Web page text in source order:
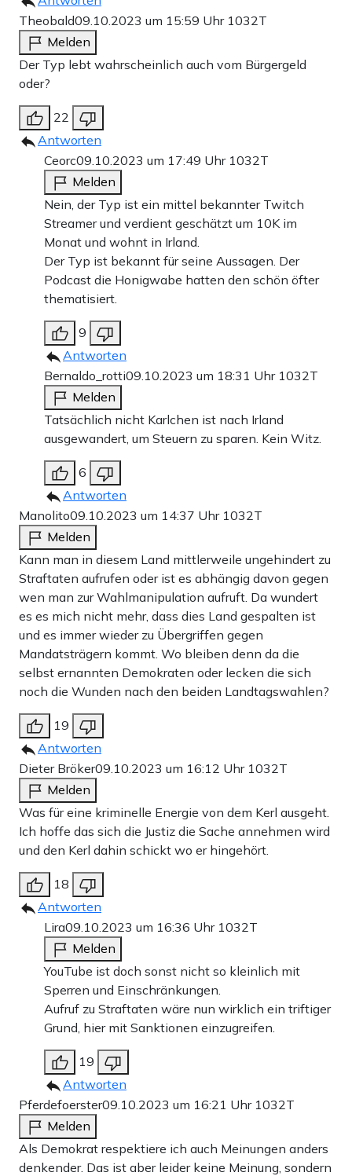
Theobald09.10.2023 um 15:59 Uhr 1032T
Melden
Der Typ lebt wahrscheinlich auch vom Bürgergeld
oder?
22
Antworten
Ceorc09.10.2023 um 17:49 Uhr 1032T
Melden
Nein, der Typ ist ein mittel bekannter Twitch
Streamer und verdient geschätzt um 10K im
Monat und wohnt in Irland.
Der Typ ist bekannt für seine Aussagen. Der
Podcast die Honigwabe hatten den schön öfter
thematisiert.
9
Antworten
Bernaldo_rotti09.10.2023 um 18:31 Uhr 1032T
Melden
Tatsächlich nicht Karlchen ist nach Irland
ausgewandert, um Steuern zu sparen. Kein Witz.
6
Antworten
Manolito09.10.2023 um 14:37 Uhr 1032T
Melden
Kann man in diesem Land mittlerweile ungehindert zu
Straftaten aufrufen oder ist es abhängig davon gegen
wen man zur Wahlmanipulation aufruft. Da wundert
es es mich nicht mehr, dass dies Land gespalten ist
und es immer wieder zu Übergriffen gegen
Mandatsträgern kommt. Wo bleiben denn da die
selbst ernannten Demokraten oder lecken die sich
noch die Wunden nach den beiden Landtagswahlen?
19
Antworten
Dieter Bröker09.10.2023 um 16:12 Uhr 1032T
Melden
Was für eine kriminelle Energie von dem Kerl ausgeht.
Ich hoffe das sich die Justiz die Sache annehmen wird
und den Kerl dahin schickt wo er hingehört.
18
Antworten
Lira09.10.2023 um 16:36 Uhr 1032T
Melden
YouTube ist doch sonst nicht so kleinlich mit
Sperren und Einschränkungen.
Aufruf zu Straftaten wäre nun wirklich ein triftiger
Grund, hier mit Sanktionen einzugreifen.
19
Antworten
Pferdefoerster09.10.2023 um 16:21 Uhr 1032T
Melden
Als Demokrat respektiere ich auch Meinungen anders
denkender. Das ist aber leider keine Meinung, sondern